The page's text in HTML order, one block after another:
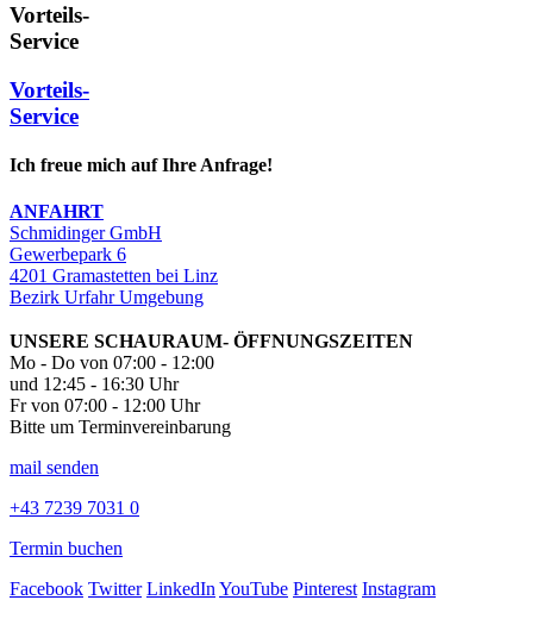
Vorteils-
Service
Vorteils-
Service
Ich freue mich auf Ihre Anfrage!
ANFAHRT
Schmidinger GmbH
Gewerbepark 6
4201 Gramastetten bei Linz
Bezirk Urfahr Umgebung
UNSERE SCHAURAUM- ÖFFNUNGSZEITEN
Mo - Do von 07:00 - 12:00
und 12:45 - 16:30 Uhr
Fr von 07:00 - 12:00 Uhr
Bitte um Terminvereinbarung
mail senden
+43 7239 7031 0
Termin buchen
Facebook Twitter LinkedInYouTube Pinterest Instagram